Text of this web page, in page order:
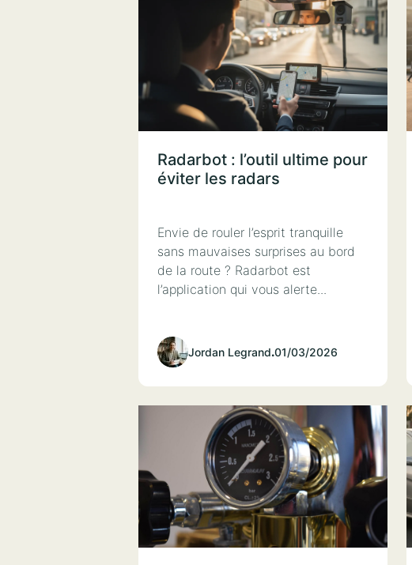
Radarbot : l’outil ultime pour
éviter les radars
Envie de rouler l’esprit tranquille
sans mauvaises surprises au bord
de la route ? Radarbot est
l’application qui vous alerte...
Jordan Legrand.01/03/2026